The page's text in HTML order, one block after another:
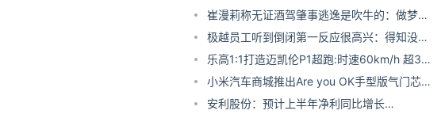
崔漫莉称无证酒驾肇事逃逸是吹牛的：做梦梦
到的！
极越员工听到倒闭第一反应很高兴：得知没赔
偿180度大转弯
乐高1:1打造迈凯伦P1超跑:时速60km/h 超34
万块积木
小米汽车商城推出Are you OK手型版气门芯
帽：29.9元
安利股份：预计上半年净利同比增长